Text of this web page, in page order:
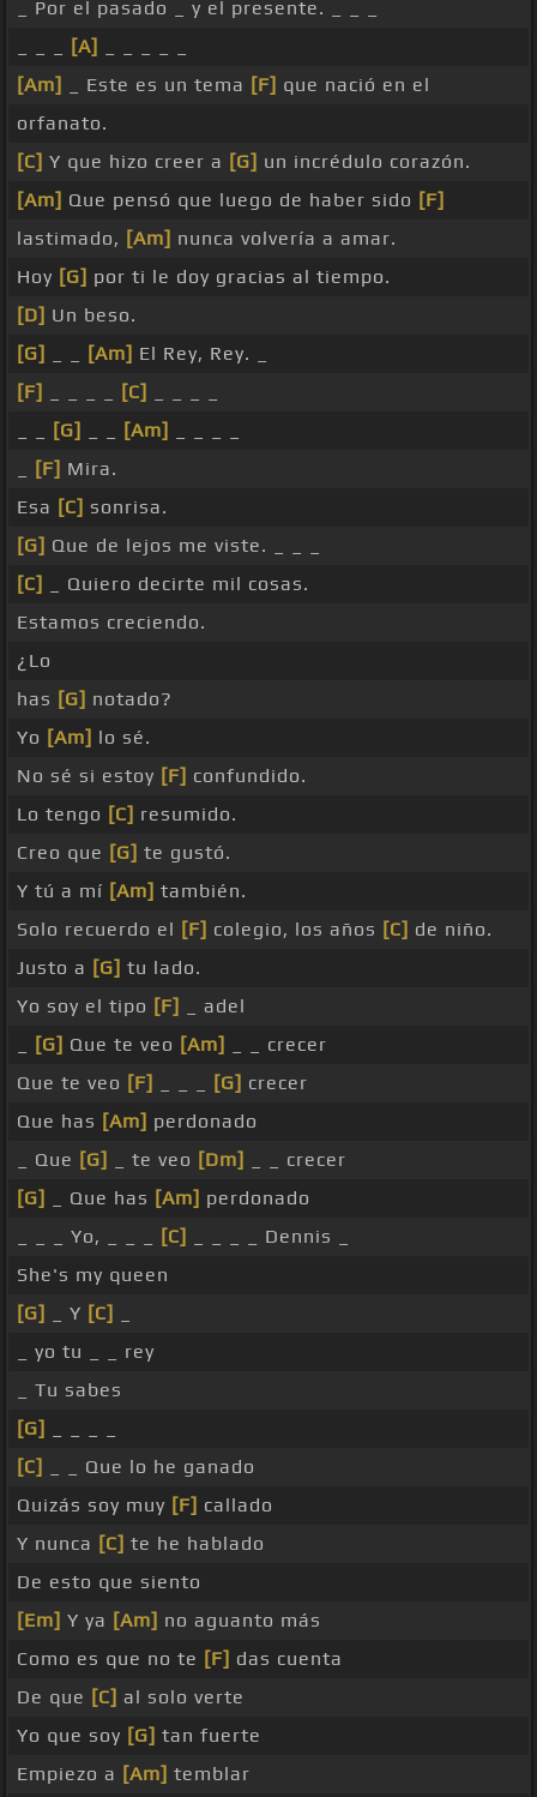
_ Por el pasado _ y el presente. _ _ _
[A]
[Am]
_ Este es un tema [F] que nació en el
orfanato.
[C] Y que hizo creer a [G] un incrédulo corazón.
[Am] Que pensó que luego de haber sido [F]
lastimado, [Am] nunca volvería a amar.
Hoy [G] por ti le doy gracias al tiempo.
[D] Un beso.
[G]
[Am] El Rey, Rey. _
[F]
[C]
[G] [Am]
[F] Mira.
Esa [C] sonrisa.
[G] Que de lejos me viste. _ _ _
[C]
_ Quiero decirte mil cosas.
Estamos creciendo.
¿Lo
has [G] notado?
Yo [Am] lo sé.
No sé si estoy [F] confundido.
Lo tengo [C] resumido.
Creo que [G] te gustó.
Y tú a mí [Am] también.
Solo recuerdo el [F] colegio, los años [C] de niño.
Justo a [G] tu lado.
Yo soy el tipo [F]
_ adel
[G] Que te veo [Am]
_ _ crecer
Que te veo [F] [G] crecer
Que has [Am] perdonado
_ Que [G] _ te veo [Dm]
_ _ crecer
[G]
_ Que has [Am] perdonado
_ _ _ Yo, _ _ _
[C]
_ _ _ _ Dennis _
She's my queen
[G]
_ Y [C]
_ yo tu _ _ rey
_ Tu sabes
[G]
[C]
_ _ Que lo he ganado
Quizás soy muy [F] callado
Y nunca [C] te he hablado
De esto que siento
[Em] Y ya [Am] no aguanto más
Como es que no te [F] das cuenta
De que [C] al solo verte
Yo que soy [G] tan fuerte
Empiezo a [Am] temblar